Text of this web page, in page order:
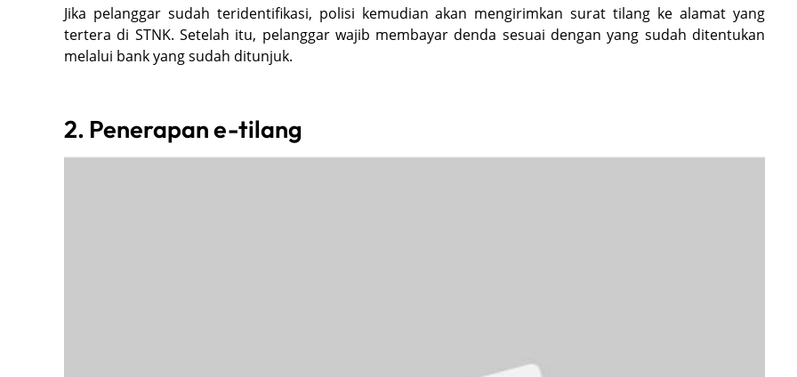
Jika pelanggar sudah teridentifikasi, polisi kemudian akan mengirimkan surat tilang ke alamat yang
tertera di STNK. Setelah itu, pelanggar wajib membayar denda sesuai dengan yang sudah ditentukan
melalui bank yang sudah ditunjuk.
2. Penerapan e-tilang